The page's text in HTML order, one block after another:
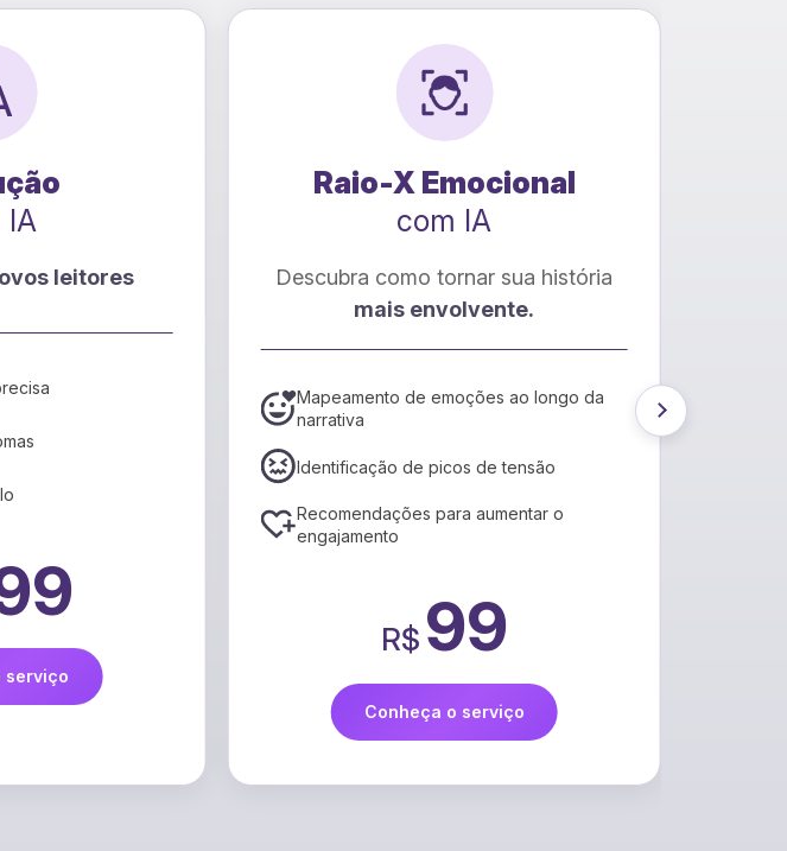
IA
leitores
serviço
Raio-X Emocional
com IA
Descubra como tornar sua história
mais envolvente.
Mapeamento de emoções ao longo da
narrativa
Identificação de picos de tensão
Recomendações para aumentar o
engajamento
R$ 99
Conheça o serviço